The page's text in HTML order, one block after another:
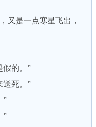
是一点寒星飞出，
的。”
死。”
”
”